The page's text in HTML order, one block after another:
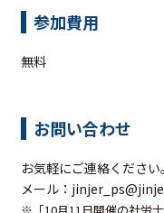
参加費用
無料
お問い合わせ
お気軽にご連絡ください。
メール：